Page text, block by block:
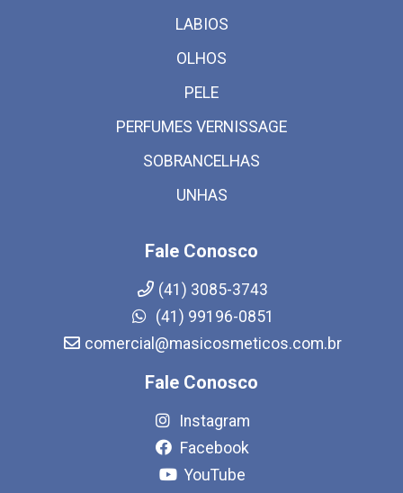
LABIOS
OLHOS
PELE
PERFUMES VERNISSAGE
SOBRANCELHAS
UNHAS
Fale Conosco
(41) 3085-3743
(41) 99196-0851
comercial@masicosmeticos.com.br
Fale Conosco
Instagram
Facebook
YouTube